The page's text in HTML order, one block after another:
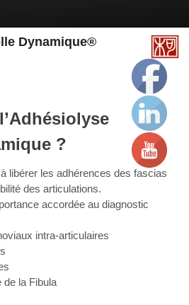
Dynamique®
?
libérer les adhérences des fascias
des articulations.
accordée au diagnostic
intra-articulaires
de la Fibula